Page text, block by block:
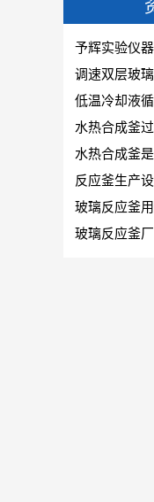
调速双层玻
低温冷却液
水热合成釜
水热合成釜
反应釜生产
玻璃反应釜用
玻璃反应釜